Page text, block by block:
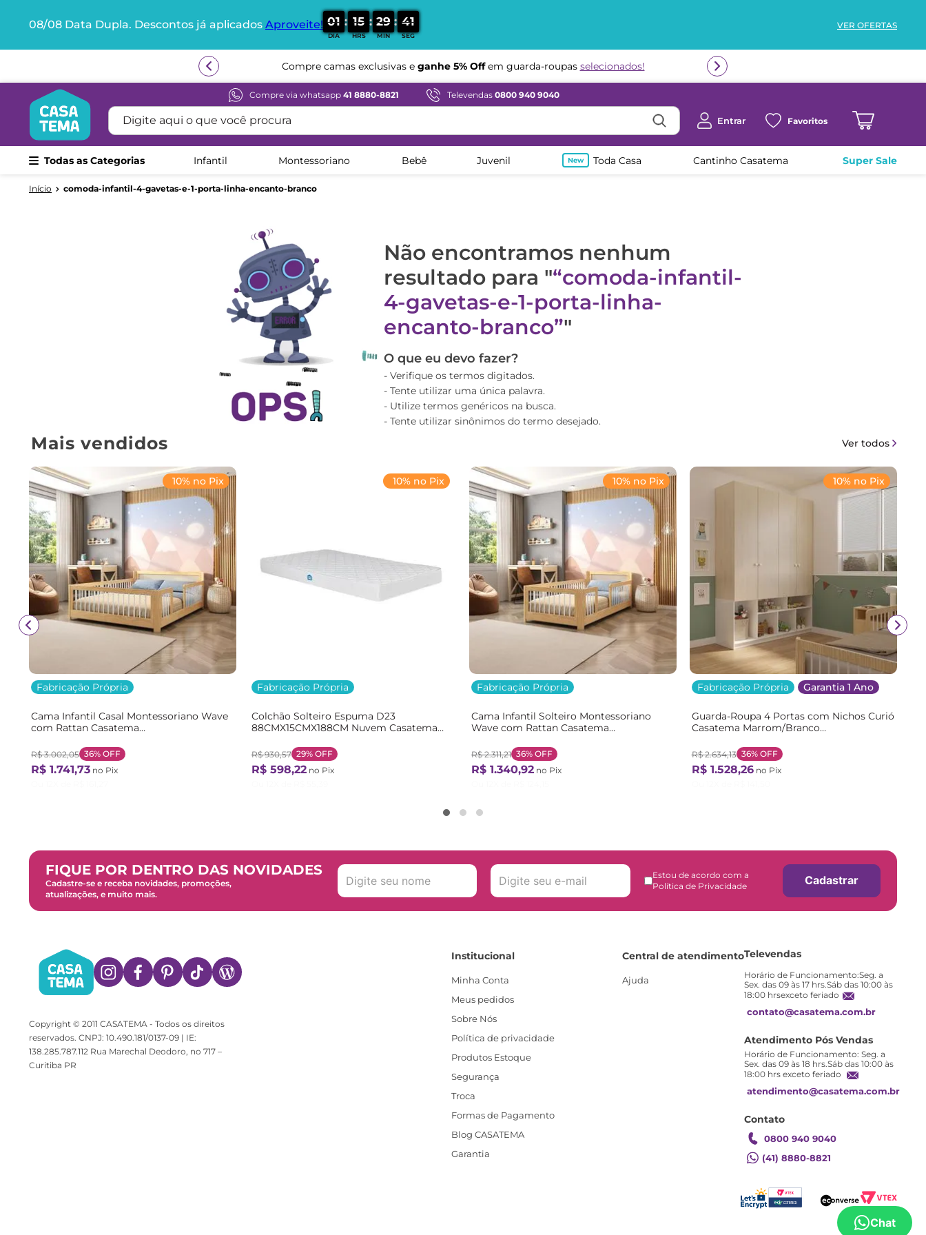
08/08 Data Dupla. Descontos já aplicados Aproveite! 01
DIA
: 15
HRS
: 29
MIN
: 41
SEG
VER OFERTAS
Compre camas exclusivas e ganhe 5% Offem guarda-roupas selecionados!
Compre via whatsapp 41 8880-8821 Televendas 0800 940 9040
Digite aqui o que você procura
Entrar Favoritos
Todas as Categorias Infantil Montessoriano Bebê Juvenil Toda Casa Cantinho Casatema Super Sale
Chat
comoda-infantil-4-gavetas-e-1-porta-linha-encanto-branco
Não encontramos nenhum
resultado para " comoda-infantil-
4-gavetas-e-1-porta-linha-
encanto-branco "
O que eu devo fazer?
Verifique os termos digitados.
Tente utilizar uma única palavra.
Utilize termos genéricos na busca.
Tente utilizar sinônimos do termo desejado.
Mais vendidos Ver todos
Fabricação Própria
10% no Pix
Cama Infantil Casal Montessoriano Wave
com Rattan Casatema
R$ 3.002,05 36% OFF
R$ 1.741,73 no Pix
Fabricação Própria
10% no Pix
Colchão Solteiro Espuma D23
88CMX15CMX188CM Nuvem Casatema
R$ 930,57 29%OFF
R$ 598,22no Pix
Fabricação Própria
10% no Pix
Cama Infantil Solteiro Montessoriano
Wave com Rattan Casatema
R$ 2.311,21 36% OFF
R$ 1.340,92 no Pix
Fabricação Própria Garantia 1 Ano
10% no Pix
Guarda-Roupa 4 Portas com Nichos Curió
Casatema Marrom/Branco
R$ 2.634,13 36%OFF
R$ 1.528,26no Pix
FIQUE POR DENTRO DAS NOVIDADES
Cadastre-se e receba novidades, promoções,
atualizações, e muito mais.
Estou de acordo com a
Política de Privacidade
Cadastrar
Copyright © 2011 CASATEMA - Todos os direitos
reservados. CNPJ: 10.490.181/0137-09 | IE:
138.285.787.112 Rua Marechal Deodoro, no 717 –
Curitiba PR
Institucional
Minha Conta
Meus pedidos
Sobre Nós
Política de privacidade
Produtos Estoque
Segurança
Troca
Formas de Pagamento
Blog CASATEMA
Garantia
Central de atendimento
Ajuda
Televendas
Horário de Funcionamento:Seg. a
Sex. das 09 às 17 hrs.Sáb das 10:00 às
18:00 hrsexceto feriado
contato@casatema.com.br
Atendimento Pós Vendas
Horário de Funcionamento: Seg. a
Sex. das 09 às 18 hrs.Sáb das 10:00 às
18:00 hrs exceto feriado
atendimento@casatema.com.br
Contato
0800 940 9040
(41) 8880-8821
Termos mais buscados
guarda roupa
bicama
aria
escrivaninha